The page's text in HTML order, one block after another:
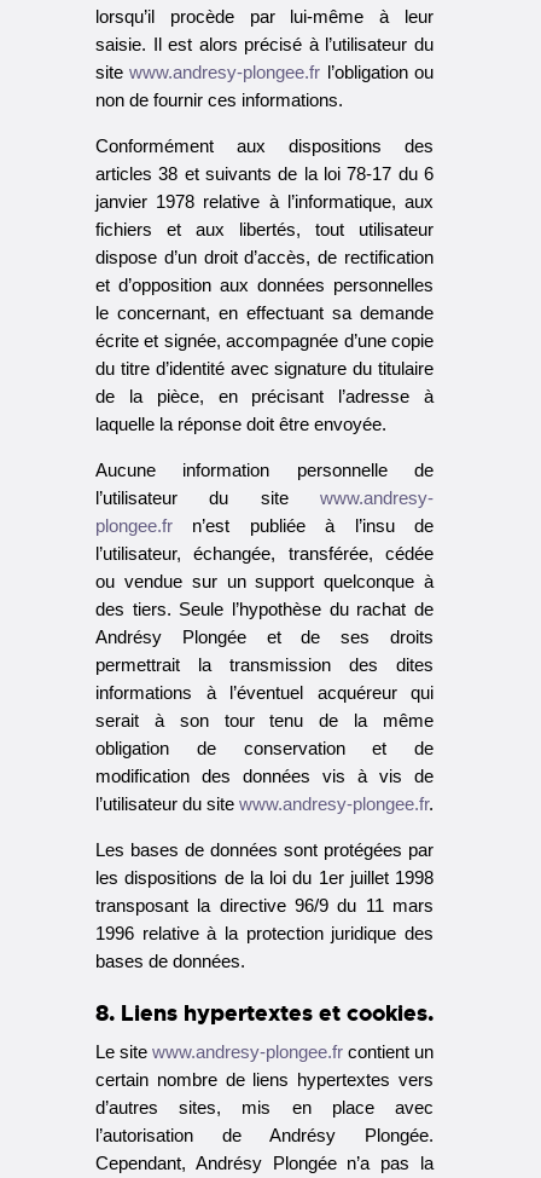
lorsqu’il procède par lui-même à leur
saisie. Il est alors précisé à l’utilisateur du
sitewww.andresy-plongee.fr l’obligation ou
non de fournir ces informations.
Conformément aux dispositions des
articles 38 et suivants de la loi 78-17 du 6
janvier 1978 relative à l’informatique, aux
fichiers et aux libertés, tout utilisateur
dispose d’un droit d’accès, de rectification
et d’opposition aux données personnelles
le concernant, en effectuant sa demande
écrite et signée, accompagnée d’une copie
du titre d’identité avec signature du titulaire
de la pièce, en précisant l’adresse à
laquelle la réponse doit être envoyée.
Aucune information personnelle de
l’utilisateur du site www.andresy-
plongee.fr n’est publiée à l’insu de
l’utilisateur, échangée, transférée, cédée
ou vendue sur un support quelconque à
des tiers. Seule l’hypothèse du rachat de
Andrésy Plongée et de ses droits
permettrait la transmission des dites
informations à l’éventuel acquéreur qui
serait à son tour tenu de la même
obligation de conservation et de
modification des données vis à vis de
l’utilisateur du site www.andresy-plongee.fr.
Les bases de données sont protégées par
les dispositions de la loi du 1er juillet 1998
transposant la directive 96/9 du 11 mars
1996 relative à la protection juridique des
bases de données.
8. Liens hypertextes et cookies.
Le site www.andresy-plongee.fr contient un
certain nombre de liens hypertextes vers
d’autres sites, mis en place avec
l’autorisation de Andrésy Plongée.
Cependant, Andrésy Plongée n’a pas la